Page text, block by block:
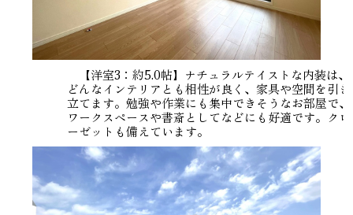
【洋室3：約5.0帖】ナチュラルテイストな内装は、
どんなインテリアとも相性が良く、家具や空間を引き
立てます。勉強や作業にも集中できそうなお部屋で、
ワークスペースや書斎としてなどにも好適です。クロ
ーゼットも備えています。